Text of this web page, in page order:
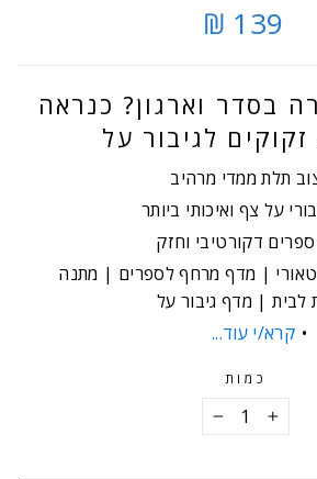
139 ₪
בסדר וארגון? כנראה
לגיבור על
תלת ממדי מרהיב
על צף ואיכותי ביותר
דקורטיבי וחזק
| מדף מרחף לספרים | מתנה
לבית | מדף גיבור על
קרא/י עוד...
כמות
− +